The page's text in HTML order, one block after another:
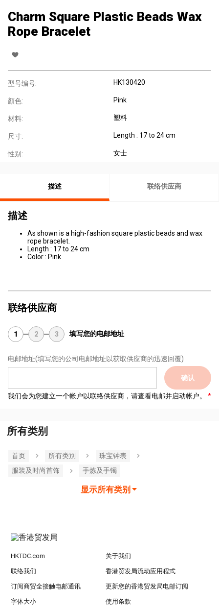
Charm Square Plastic Beads Wax
Rope Bracelet
型号编号: HK130420
顏色: Pink
材料: 塑料
尺寸: Length : 17 to 24 cm
性别: 女士
描述 联络供应商
描述
As shown is a high-fashion square plastic beads and wax
rope bracelet.
Length : 17 to 24 cm
Color : Pink
联络供应商
1 2 3 填写您的电邮地址
电邮地址(填写您的公司电邮地址以获取供应商的迅速回覆)
确认
我们会为您建立一个帐户以联络供应商，请查看电邮并启动帐户。
所有类别
首页 所有类別
珠宝钟表
服装及时尚首饰
手炼及手镯
显示所有类别
HKTDC.com 关于我们
联络我们 香港贸发局流动应用程式
订阅商贸全接触电邮通讯 更新您的香港贸发局电邮订阅
字体大小 使用条款